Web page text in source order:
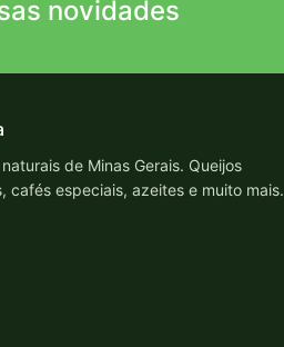
novidades
de Minas Gerais. Queijos
cafés especiais, azeites e muito mais.